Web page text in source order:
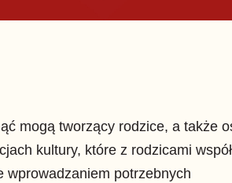
mogą tworzący rodzice, a także
kultury, które z rodzicami
wprowadzaniem potrzebnych